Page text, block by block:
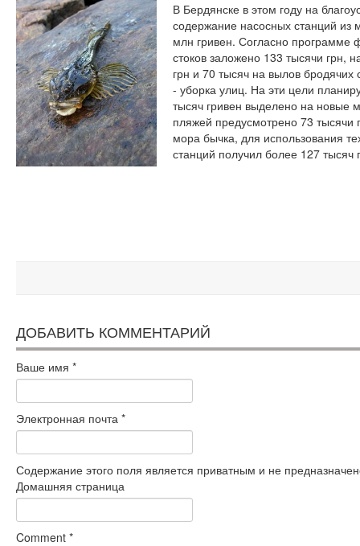
В Бердянске в этом году на
содержание насосных станций из
млн гривен. Согласно программе
стоков заложено 133 тысячи грн,
грн и 70 тысяч на вылов бродячих
- уборка улиц. На эти цели
тысяч гривен выделено на новые
пляжей предусмотрено 73 тысячи
мора бычка, для использования
станций получил более 127 тысяч
ДОБАВИТЬ КОММЕНТАРИЙ
Ваше имя *
Электронная почта *
Содержание этого поля является приватным и не
Домашняя страница
Comment *